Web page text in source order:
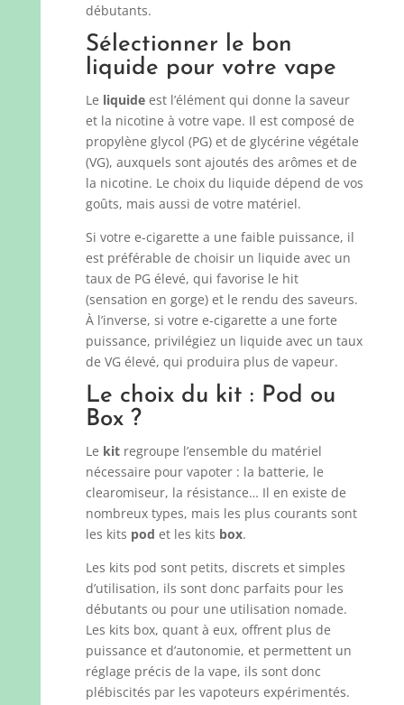
débutants.
Sélectionner le bon
liquide pour votre vape
Le liquideest l’élément qui donne la saveur
et la nicotine à votre vape. Il est composé de
propylène glycol (PG) et de glycérine végétale
(VG), auxquels sont ajoutés des arômes et de
la nicotine. Le choix du liquide dépend de vos
goûts, mais aussi de votre matériel.
Si votre e-cigarette a une faible puissance, il
est préférable de choisir un liquide avec un
taux de PG élevé, qui favorise le hit
(sensation en gorge) et le rendu des saveurs.
À l’inverse, si votre e-cigarette a une forte
puissance, privilégiez un liquide avec un taux
de VG élevé, qui produira plus de vapeur.
Le choix du kit : Pod ou
Box ?
Le kitregroupe l’ensemble du matériel
nécessaire pour vapoter : la batterie, le
clearomiseur, la résistance… Il en existe de
nombreux types, mais les plus courants sont
les kits pod et les kits box.
Les kits pod sont petits, discrets et simples
d’utilisation, ils sont donc parfaits pour les
débutants ou pour une utilisation nomade.
Les kits box, quant à eux, offrent plus de
puissance et d’autonomie, et permettent un
réglage précis de la vape, ils sont donc
plébiscités par les vapoteurs expérimentés.